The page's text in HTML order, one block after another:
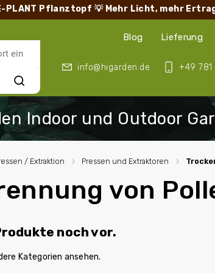
PLANT Pflanztopf 💡 Mehr Licht, mehr
+49
info@higarden.de
Blog Lieferung
Suchen
/ Extraktion / Pressen und Extraktoren /
von
noch vor.
Kategorien ansehen.